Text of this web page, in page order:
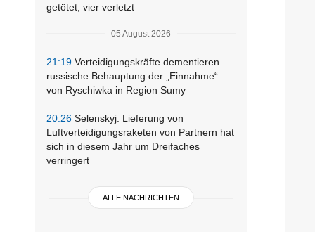
getötet, vier verletzt
05 August 2026
21:19 Verteidigungskräfte dementieren
russische Behauptung der „Einnahme“
von Ryschiwka in Region Sumy
20:26 Selenskyj: Lieferung von
Luftverteidigungsraketen von Partnern hat
sich in diesem Jahr um Dreifaches
verringert
ALLE NACHRICHTEN